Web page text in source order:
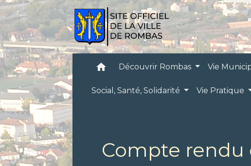
home Découvrir Rombas Vie
Social, Santé, Solidarité Vie Pratique
Compte rendu